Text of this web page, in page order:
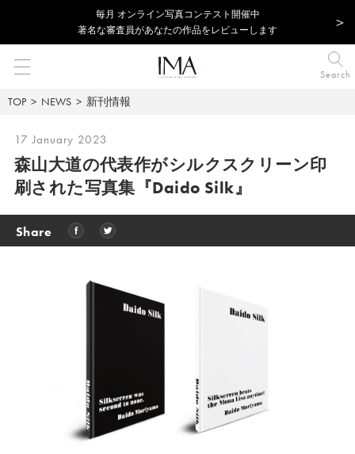
毎⽉ オンライン写真コンテスト開催中
著名な審査員があなたの作品をレビューします
Search
TOP NEWS 新刊情報
17 January 2023
森山大道の代表作がシルクスクリーン印
刷された写真集『Daido Silk』
Share